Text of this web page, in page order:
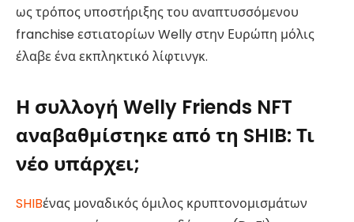
ως τρόπος υποστήριξης του αναπτυσσόμενου
franchise εστιατορίων Welly στην Ευρώπη μόλις
έλαβε ένα εκπληκτικό λίφτινγκ.
Η συλλογή Welly Friends NFT
αναβαθμίστηκε από τη SHIB: Τι
νέο υπάρχει;
SHIBένας μοναδικός όμιλος κρυπτονομισμάτων